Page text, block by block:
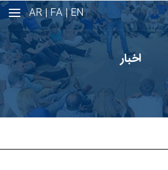
EN |
FA |
AR
اخبار